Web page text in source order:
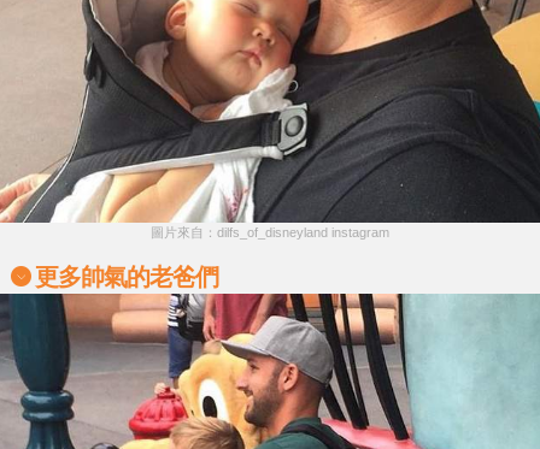
圖片來自：dilfs_of_disneyland instagram
更多帥氣的老爸們